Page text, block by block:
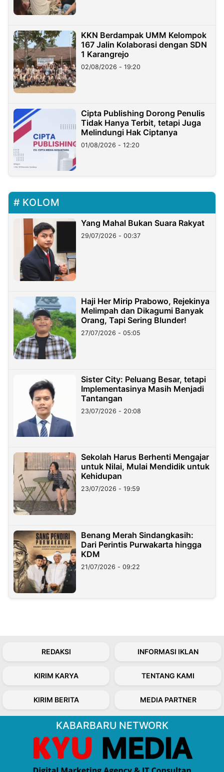
KKN Berdampak UMM Kelompok
167 Jalin Kolaborasi dengan SDN
1 Karangrejo
02/08/2026 - 19:20
Cipta Publishing Dorong Penulis
Tidak Hanya Terbit, tetapi Juga
Melindungi Hak Ciptanya
01/08/2026 - 12:20
KOLOM
Yang Mahal Bukan Suara Rakyat
29/07/2026 - 00:37
Haji Her Mirip Prabowo, Rejekinya
Melimpah dan Dikagumi Banyak
Orang, Tapi Sering Blunder!
27/07/2026 - 05:05
Sister City: Peluang Besar, tetapi
Implementasinya Masih Menjadi
Tantangan
23/07/2026 - 20:08
Sekolah Harus Berhenti Mengajar
untuk Nilai, Mulai Mendidik untuk
Kehidupan
23/07/2026 - 19:59
Benang Merah Sindangkasih:
Dari Perintis Purwakarta hingga
KDM
21/07/2026 - 09:22
REDAKSI INFORMASI IKLAN
KIRIM KARYA TENTANG KAMI
KIRIM BERITA MEDIA PARTNER
KABARBARU NETWORK